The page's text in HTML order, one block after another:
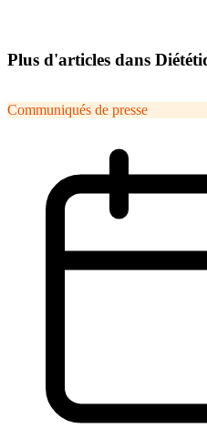
Plus d'articles dans
Communiqués de presse